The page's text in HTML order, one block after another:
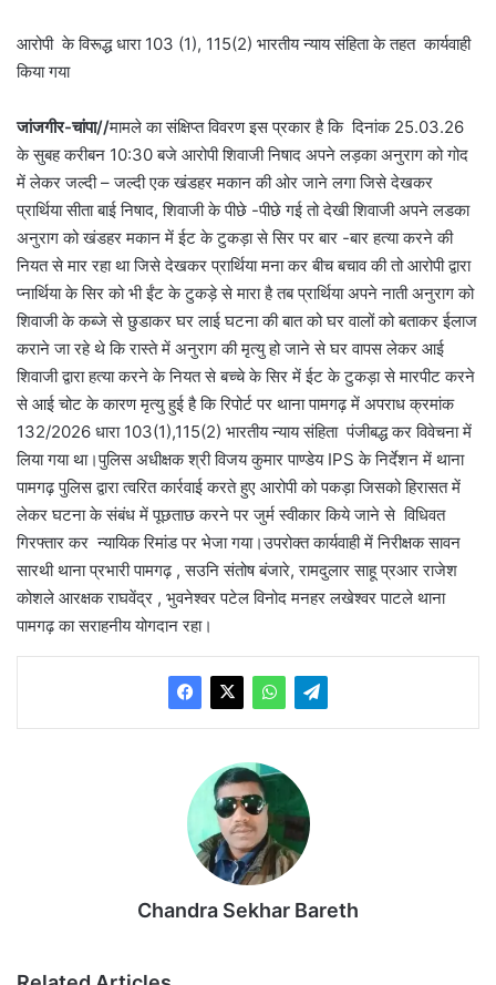
आरोपी के विरूद्ध धारा 103 (1), 115(2) भारतीय न्याय संहिता के तहत कार्यवाही
किया गया
जांजगीर-चांपा//मामले का संक्षिप्त विवरण इस प्रकार है कि दिनांक 25.03.26
के सुबह करीबन 10:30 बजे आरोपी शिवाजी निषाद अपने लड़का अनुराग को गोद
में लेकर जल्दी – जल्दी एक खंडहर मकान की ओर जाने लगा जिसे देखकर
प्रार्थिया सीता बाई निषाद, शिवाजी के पीछे -पीछे गई तो देखी शिवाजी अपने लडका
अनुराग को खंडहर मकान में ईट के टुकड़ा से सिर पर बार -बार हत्या करने की
नियत से मार रहा था जिसे देखकर प्रार्थिया मना कर बीच बचाव की तो आरोपी द्वारा
प्नार्थिया के सिर को भी ईंट के टुकड़े से मारा है तब प्रार्थिया अपने नाती अनुराग को
शिवाजी के कब्जे से छुडाकर घर लाई घटना की बात को घर वालों को बताकर ईलाज
कराने जा रहे थे कि रास्ते में अनुराग की मृत्यु हो जाने से घर वापस लेकर आई
शिवाजी द्वारा हत्या करने के नियत से बच्चे के सिर में ईट के टुकड़ा से मारपीट करने
से आई चोट के कारण मृत्यु हुई है कि रिपोर्ट पर थाना पामगढ़ में अपराध क्रमांक
132/2026 धारा 103(1),115(2) भारतीय न्याय संहिता पंजीबद्ध कर विवेचना में
लिया गया था।पुलिस अधीक्षक श्री विजय कुमार पाण्डेय IPS के निर्देशन में थाना
पामगढ़ पुलिस द्वारा त्वरित कार्रवाई करते हुए आरोपी को पकड़ा जिसको हिरासत में
लेकर घटना के संबंध में पूछताछ करने पर जुर्म स्वीकार किये जाने से विधिवत
गिरफ्तार कर न्यायिक रिमांड पर भेजा गया।उपरोक्त कार्यवाही में निरीक्षक सावन
सारथी थाना प्रभारी पामगढ़ , सउनि संतोष बंजारे, रामदुलार साहू प्रआर राजेश
कोशले आरक्षक राघवेंद्र , भुवनेश्वर पटेल विनोद मनहर लखेश्वर पाटले थाना
पामगढ़ का सराहनीय योगदान रहा।
Chandra Sekhar Bareth